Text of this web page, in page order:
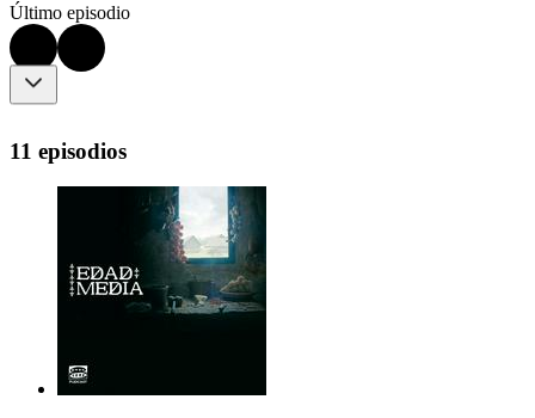
Último episodio
11 episodios